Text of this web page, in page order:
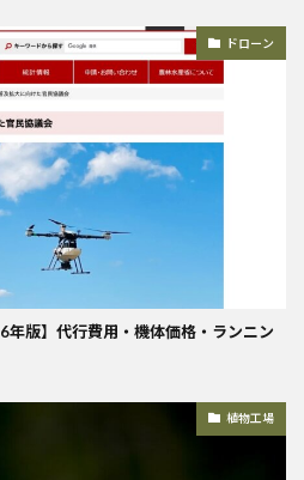
ドローン
年版】代行費用・機体価格・ランニン
植物工場